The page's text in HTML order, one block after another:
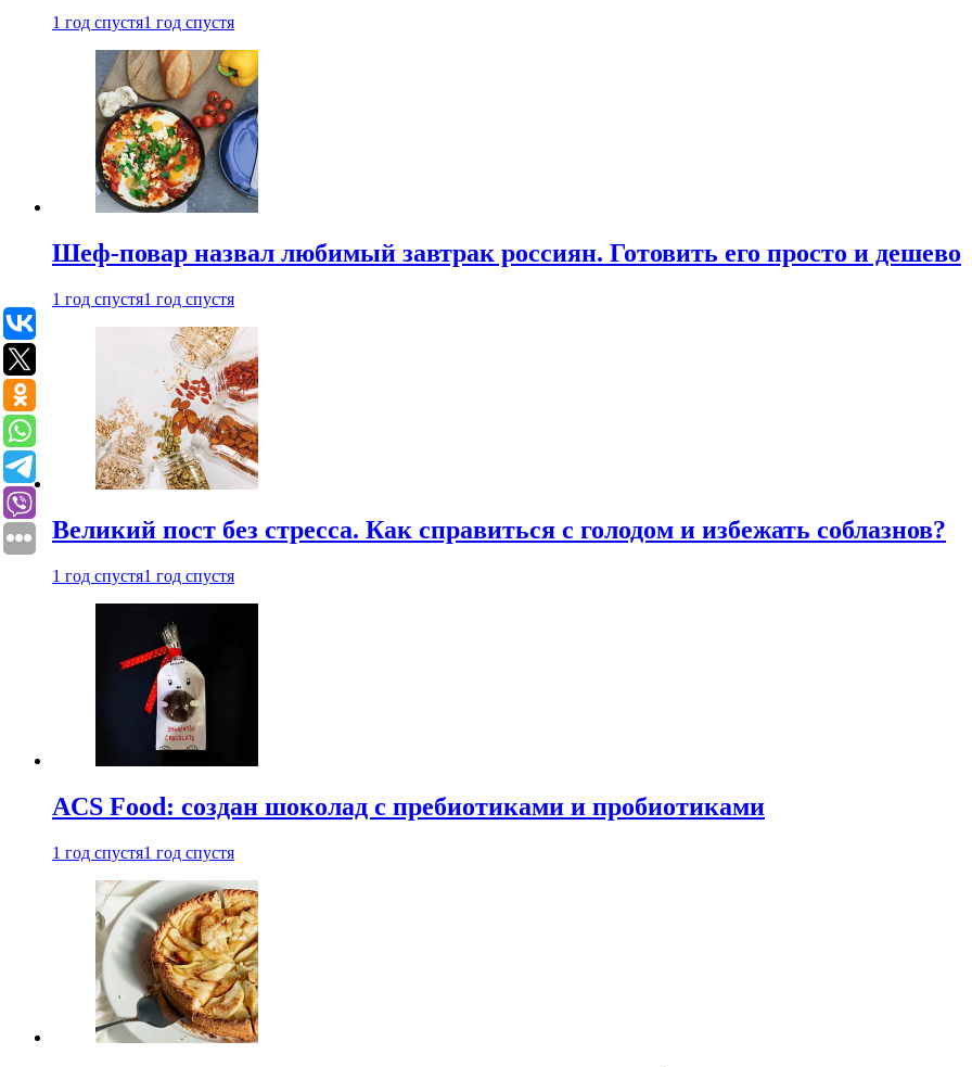
1 год спустя1 год спустя
Шеф-повар назвал любимый завтрак россиян. Готовить его просто и дешево
1 год спустя1 год спустя
Великий пост без стресса. Как справиться с голодом и избежать соблазнов?
1 год спустя1 год спустя
ACS Food: создан шоколад с пребиотиками и пробиотиками
1 год спустя1 год спустя